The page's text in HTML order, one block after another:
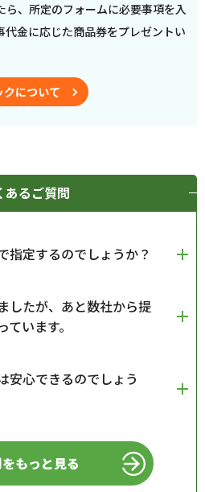
ら、所定のフォームに必要事項を入
代金に応じた商品券をプレゼントい
クについて
あるご質問
指定するのでしょうか？
したが、あと数社から提
います。
安心できるのでしょう
もっと見る